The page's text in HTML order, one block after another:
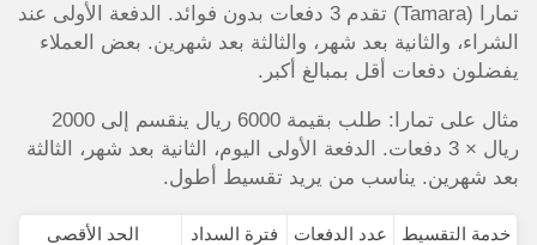
تمارا (Tamara) تقدم 3 دفعات بدون فوائد. الدفعة الأولى عند
الشراء، والثانية بعد شهر، والثالثة بعد شهرين. بعض العملاء
يفضلون دفعات أقل بمبالغ أكبر.
مثال على تمارا: طلب بقيمة 6000 ريال ينقسم إلى 2000
ريال × 3 دفعات. الدفعة الأولى اليوم، الثانية بعد شهر، الثالثة
بعد شهرين. يناسب من يريد تقسيط أطول.
خدمة التقسيط عدد الدفعات فترة السداد
الحد الأقصى